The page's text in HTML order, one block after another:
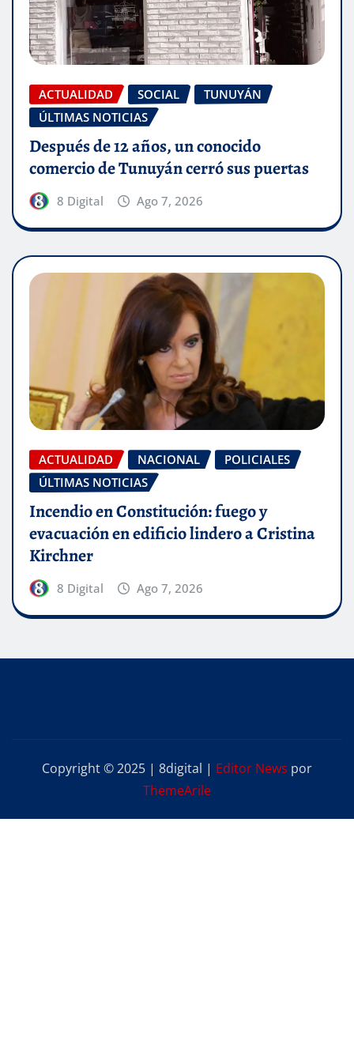
ACTUALIDAD SOCIAL
TUNUYÁN
ÚLTIMAS NOTICIAS
Después de 12 años, un conocido
comercio de Tunuyán cerró sus puertas
8 Digital Ago 7, 2026
ACTUALIDAD NACIONAL
POLICIALES
ÚLTIMAS NOTICIAS
Incendio en Constitución: fuego y
evacuación en edificio lindero a Cristina
Kirchner
8 Digital Ago 7, 2026
Copyright © 2025 | 8digital | Editor News por
ThemeArile